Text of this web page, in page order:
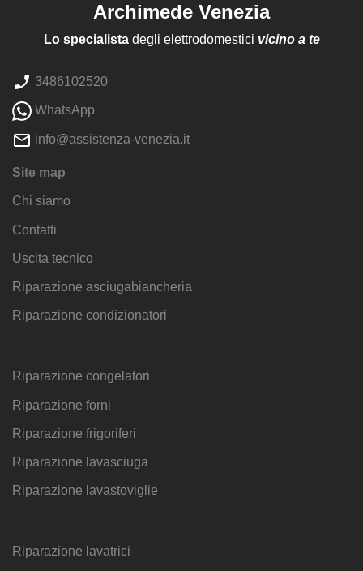
Archimede Venezia
Lo specialistadegli elettrodomestici vicino a te
3486102520
WhatsApp
info@assistenza-venezia.it
Site map
Chi siamo
Contatti
Uscita tecnico
Riparazione asciugabiancheria
Riparazione condizionatori
Riparazione congelatori
Riparazione forni
Riparazione frigoriferi
Riparazione lavasciuga
Riparazione lavastoviglie
Riparazione lavatrici